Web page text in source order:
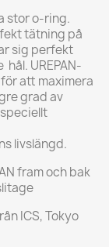
stor o-ring.
tätning på
sig perfekt
UREPAN-
att maximera
grad av
livslängd.
fram och bak
ICS, Tokyo